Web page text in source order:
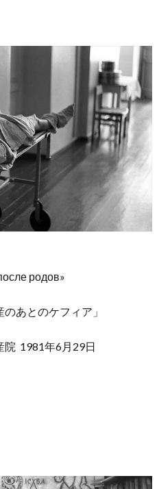
родов»
あとのケフィア」
院 1981年6月29日